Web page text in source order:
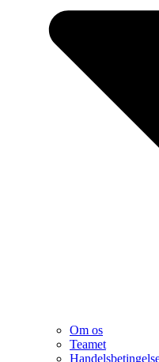
Om os
Teamet